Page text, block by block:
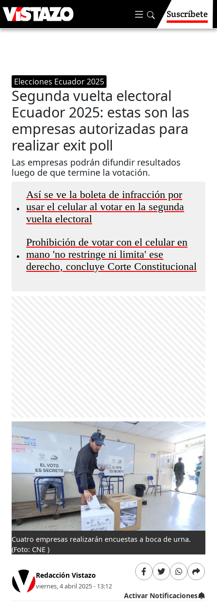
Suscríbete
Elecciones Ecuador 2025
Segunda vuelta electoral
Ecuador 2025: estas son las
empresas autorizadas para
realizar exit poll
Las empresas podrán difundir resultados
luego de que termine la votación.
•
Así se ve la boleta de infracción por
usar el celular al votar en la segunda
vuelta electoral
•
Prohibición de votar con el celular en
mano 'no restringe ni limita' ese
derecho, concluye Corte Constitucional
Cuatro empresas realizarán encuestas a boca de urna.
(Foto: CNE )
Redacción Vistazo
viernes, 4 abril 2025 - 13:12
Activar Notificaciones